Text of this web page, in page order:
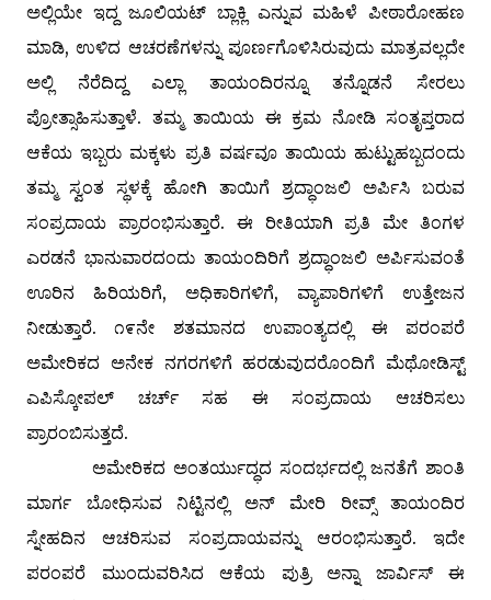
ಅಲ್ಲಿಯೇ ಇದ್ದ ಜೂಲಿಯಟ್ ಬ್ಲಾಕ್ಲಿ ಎನ್ನುವ ಮಹಿಳೆ ಪೀಠಾರೋಹಣ
ಮಾಡಿ, ಉಳಿದ ಆಚರಣೆಗಳನ್ನು ಪೂರ್ಣಗೊಳಿಸಿರುವುದು ಮಾತ್ರವಲ್ಲದೇ
ಅಲ್ಲಿ ನೆರೆದಿದ್ದ ಎಲ್ಲಾ ತಾಯಂದಿರನ್ನೂ ತನ್ನೊಡನೆ ಸೇರಲು
ಪ್ರೋತ್ಸಾಹಿಸುತ್ತಾಳೆ. ತಮ್ಮ ತಾಯಿಯ ಈ ಕ್ರಮ ನೋಡಿ ಸಂತೃಪ್ತರಾದ
ಆಕೆಯ ಇಬ್ಬರು ಮಕ್ಕಳು ಪ್ರತಿ ವರ್ಷವೂ ತಾಯಿಯ ಹುಟ್ಟುಹಬ್ಬದಂದು
ತಮ್ಮ ಸ್ವಂತ ಸ್ಥಳಕ್ಕೆ ಹೋಗಿ ತಾಯಿಗೆ ಶ್ರದ್ಧಾಂಜಲಿ ಅರ್ಪಿಸಿ ಬರುವ
ಸಂಪ್ರದಾಯ ಪ್ರಾರಂಭಿಸುತ್ತಾರೆ. ಈ ರೀತಿಯಾಗಿ ಪ್ರತಿ ಮೇ ತಿಂಗಳ
ಎರಡನೆ ಭಾನುವಾರದಂದು ತಾಯಂದಿರಿಗೆ ಶ್ರದ್ಧಾಂಜಲಿ ಅರ್ಪಿಸುವಂತೆ
ಊರಿನ ಹಿರಿಯರಿಗೆ, ಅಧಿಕಾರಿಗಳಿಗೆ, ವ್ಯಾಪಾರಿಗಳಿಗೆ ಉತ್ತೇಜನ
ನೀಡುತ್ತಾರೆ. ೧೯ನೇ ಶತಮಾನದ ಉಪಾಂತ್ಯದಲ್ಲಿ ಈ ಪರಂಪರೆ
ಅಮೇರಿಕದ ಅನೇಕ ನಗರಗಳಿಗೆ ಹರಡುವುದರೊಂದಿಗೆ ಮೆಥೋಡಿಸ್ಟ್
ಎಪಿಸ್ಕೋಪಲ್ ಚರ್ಚ್ ಸಹ ಈ ಸಂಪ್ರದಾಯ ಆಚರಿಸಲು
ಪ್ರಾರಂಬಿಸುತ್ತದೆ.
ಅಮೇರಿಕದ ಅಂತರ್ಯುದ್ಧದ ಸಂದರ್ಭದಲ್ಲಿ ಜನತೆಗೆ ಶಾಂತಿ
ಮಾರ್ಗ ಬೋಧಿಸುವ ನಿಟ್ಟಿನಲ್ಲಿ ಅನ್ ಮೇರಿ ರೀವ್ಸ್ ತಾಯಂದಿರ
ಸ್ನೇಹದಿನ ಆಚರಿಸುವ ಸಂಪ್ರದಾಯವನ್ನು ಆರಂಭಿಸುತ್ತಾರೆ. ಇದೇ
ಪರಂಪರೆ ಮುಂದುವರಿಸಿದ ಆಕೆಯ ಪುತ್ರಿ ಅನ್ನಾ ಜಾರ್ವಿಸ್ ಈ